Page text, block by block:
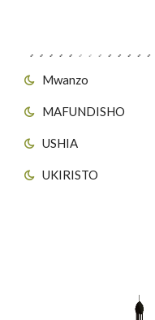
Mwanzo
MAFUNDISHO
USHIA
UKIRISTO